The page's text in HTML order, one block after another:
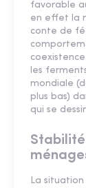
favorable
en effet la
conte de
les
mondiale
plus bas)
qui se
La